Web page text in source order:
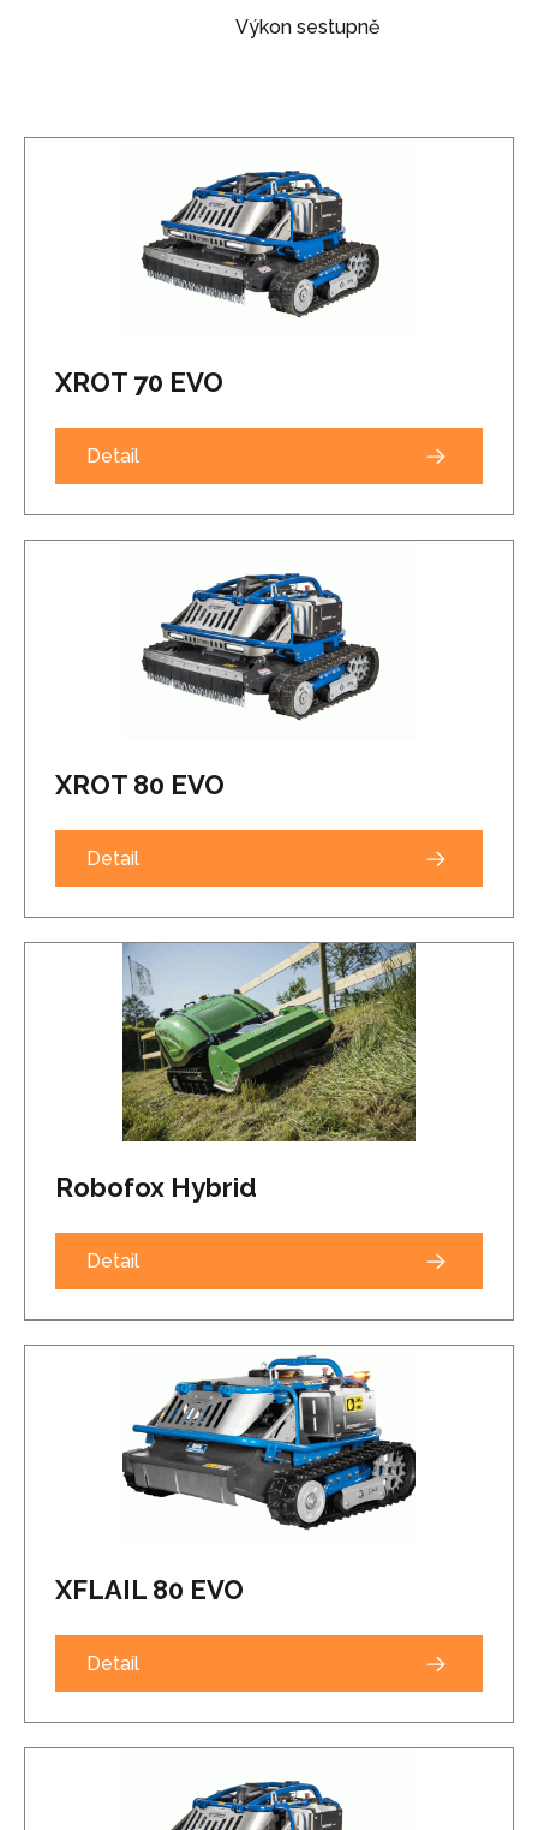
Výkon sestupně
XROT 70 EVO
Detail
XROT 80 EVO
Detail
Robofox Hybrid
Detail
XFLAIL 80 EVO
Detail